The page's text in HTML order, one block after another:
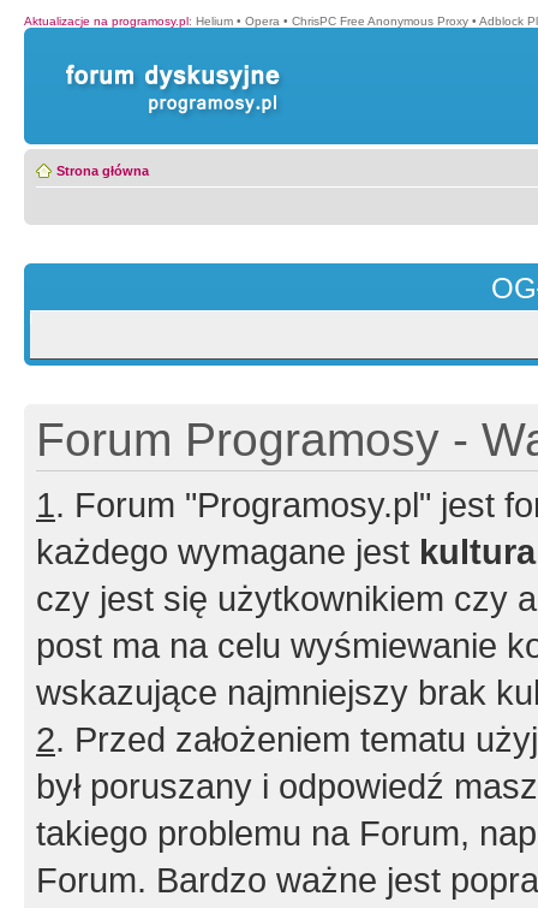
Aktualizacje na programosy.pl: Helium • Opera • ChrisPC Free Anonymous Proxy • Adblock
Strona główna
Forum Programosy -
1. Forum "Programosy.pl" jest
każdego wymagane jest
czy jest się użytkownikiem czy
post ma na celu wyśmiewanie
wskazujące najmniejszy brak
2. Przed założeniem tematu
był poruszany i odpowiedź
takiego problemu na Forum,
Forum. Bardzo ważne jest